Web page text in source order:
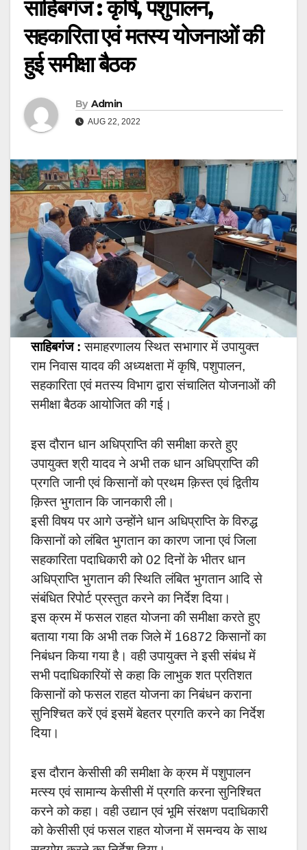
साहिबगंज : कृषि, पशुपालन,
सहकारिता एवं मतस्य योजनाओं की
हुई समीक्षा बैठक
By Admin
AUG 22, 2022
साहिबगंज : समाहरणालय स्थित सभागार में उपायुक्त
राम निवास यादव की अध्यक्षता में कृषि, पशुपालन,
सहकारिता एवं मतस्य विभाग द्वारा संचालित योजनाओं की
समीक्षा बैठक आयोजित की गई।
इस दौरान धान अधिप्राप्ति की समीक्षा करते हुए
उपायुक्त श्री यादव ने अभी तक धान अधिप्राप्ति की
प्रगति जानी एवं किसानों को प्रथम क़िस्त एवं द्वितीय
क़िस्त भुगतान कि जानकारी ली।
इसी विषय पर आगे उन्होंने धान अधिप्राप्ति के विरुद्ध
किसानों को लंबित भुगतान का कारण जाना एवं जिला
सहकारिता पदाधिकारी को 02 दिनों के भीतर धान
अधिप्राप्ति भुगतान की स्थिति लंबित भुगतान आदि से
संबंधित रिपोर्ट प्रस्तुत करने का निर्देश दिया।
इस क्रम में फसल राहत योजना की समीक्षा करते हुए
बताया गया कि अभी तक जिले में 16872 किसानों का
निबंधन किया गया है। वही उपायुक्त ने इसी संबंध में
सभी पदाधिकारियों से कहा कि लाभुक शत प्रतिशत
किसानों को फसल राहत योजना का निबंधन कराना
सुनिश्चित करें एवं इसमें बेहतर प्रगति करने का निर्देश
दिया।
इस दौरान केसीसी की समीक्षा के क्रम में पशुपालन
मत्स्य एवं सामान्य केसीसी में प्रगति करना सुनिश्चित
करने को कहा। वही उद्यान एवं भूमि संरक्षण पदाधिकारी
को केसीसी एवं फसल राहत योजना में समन्वय के साथ